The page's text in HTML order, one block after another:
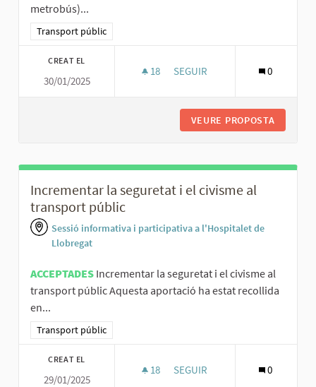
metrobús)...
Resultats al filtrar per la categoria: Transport públic
Transport públic
CREAT EL
30/01/2025
18 18 SEGUIDORES
SEGUIR 0
VEURE PROPOSTA
Incrementar la seguretat i el civisme al
transport públic
Sessió informativa i participativa a l'Hospitalet de
Llobregat
ACCEPTADES Incrementar la seguretat i el civisme al
transport públic Aquesta aportació ha estat recollida
en...
Resultats al filtrar per la categoria: Transport públic
Transport públic
CREAT EL
29/01/2025
18 18 SEGUIDORES
SEGUIR 0